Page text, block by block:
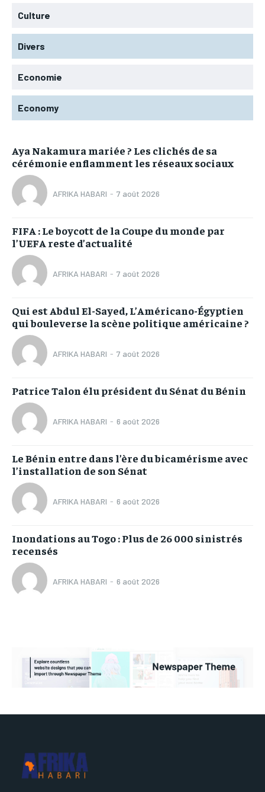
Culture
Divers
Economie
Economy
Aya Nakamura mariée ? Les clichés de sa
cérémonie enflamment les réseaux sociaux
AFRIKA HABARI - 7 août 2026
FIFA : Le boycott de la Coupe du monde par
l’UEFA reste d’actualité
AFRIKA HABARI - 7 août 2026
Qui est Abdul El-Sayed, L’Américano-Égyptien
qui bouleverse la scène politique américaine ?
AFRIKA HABARI - 7 août 2026
Patrice Talon élu président du Sénat du Bénin
AFRIKA HABARI - 6 août 2026
Le Bénin entre dans l’ère du bicamérisme avec
l’installation de son Sénat
AFRIKA HABARI - 6 août 2026
Inondations au Togo : Plus de 26 000 sinistrés
recensés
AFRIKA HABARI - 6 août 2026